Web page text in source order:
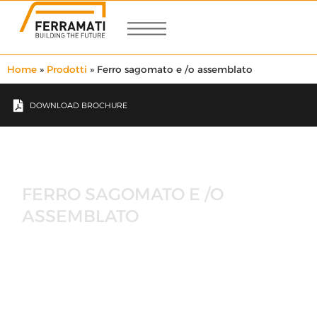
Home » Prodotti » Ferro sagomato e /o assemblato
DOWNLOAD BROCHURE
FERRO SAGOMATO E /O
ASSEMBLATO